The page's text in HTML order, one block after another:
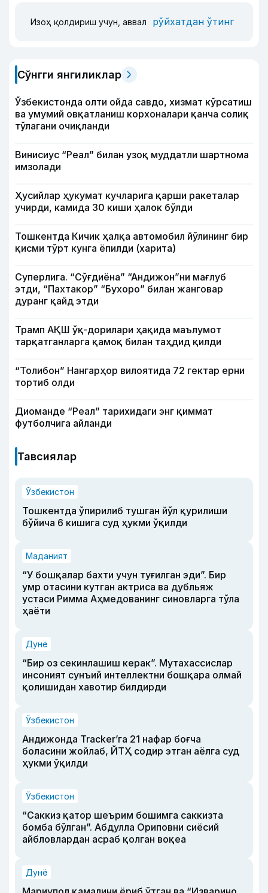
Изоҳ қолдириш учун, аввал рўйхатдан ўтинг
Сўнгги янгиликлар
Ўзбекистонда олти ойда савдо, хизмат кўрсатиш
ва умумий овқатланиш корхоналари қанча солиқ
тўлагани очиқланди
Винисиус “Реал” билан узоқ муддатли шартнома
имзолади
Ҳусийлар ҳукумат кучларига қарши ракеталар
учирди, камида 30 киши ҳалок бўлди
Тошкентда Кичик ҳалқа автомобил йўлининг бир
қисми тўрт кунга ёпилди (харита)
Суперлига. “Сўғдиёна” “Андижон”ни мағлуб
этди, “Пахтакор” “Бухоро” билан жанговар
дуранг қайд этди
Трамп АҚШ ўқ-дорилари ҳақида маълумот
тарқатганларга қамоқ билан таҳдид қилди
“Толибон” Нангарҳор вилоятида 72 гектар ерни
тортиб олди
Диоманде “Реал” тарихидаги энг қиммат
футболчига айланди
Тавсиялар
Ўзбекистон
Тошкентда ўпирилиб тушган йўл қурилиши
бўйича 6 кишига суд ҳукми ўқилди
Маданият
“У бошқалар бахти учун туғилган эди”. Бир
умр отасини кутган актриса ва дубльяж
устаси Римма Аҳмедованинг синовларга тўла
ҳаёти
Дунё
“Бир оз секинлашиш керак”. Мутахассислар
инсоният сунъий интеллектни бошқара олмай
қолишидан хавотир билдирди
Ўзбекистон
Андижонда Tracker’га 21 нафар боғча
боласини жойлаб, ЙТҲ содир этган аёлга суд
ҳукми ўқилди
Ўзбекистон
“Саккиз қатор шеърим бошимга саккизта
бомба бўлган”. Абдулла Ориповни сиёсий
айбловлардан асраб қолган воқеа
Дунё